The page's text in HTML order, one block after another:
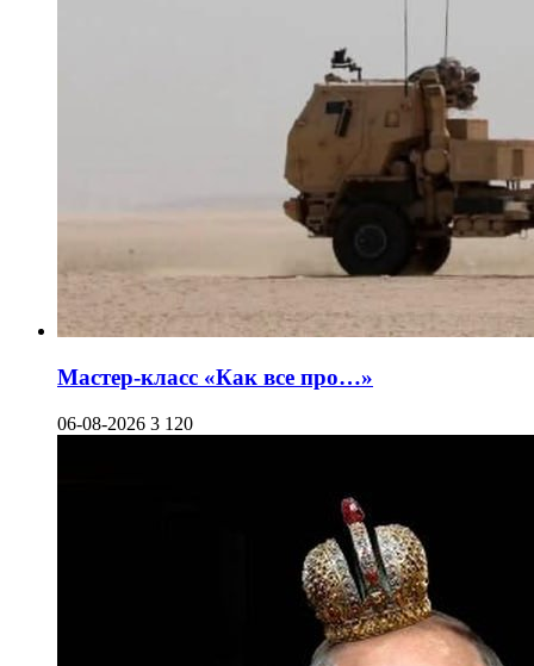
Мастер-класс «Как все про…»
06-08-2026 3 120